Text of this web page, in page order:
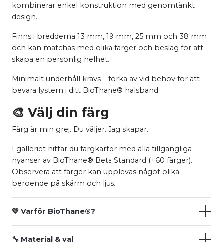
kombinerar enkel konstruktion med genomtänkt
design.
Finns i bredderna 13 mm, 19 mm, 25 mm och 38 mm
och kan matchas med olika färger och beslag för att
skapa en personlig helhet.
Minimalt underhåll krävs – torka av vid behov för att
bevara lystern i ditt BioThane® halsband.
🎨 Välj din färg
Färg är min grej. Du väljer. Jag skapar.
I galleriet hittar du färgkartor med alla tillgängliga
nyanser av BioThane® Beta Standard (+60 färger).
Observera att färger kan upplevas något olika
beroende på skärm och ljus.
💚 Varför BioThane®?
🔧 Material & val